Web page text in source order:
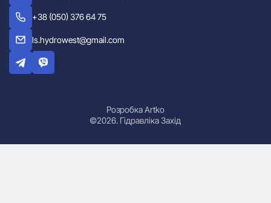
+38 (050) 376 64 75
ls.hydrowest@gmail.com
©2026. Гідравліка Захід
Розробка Artko